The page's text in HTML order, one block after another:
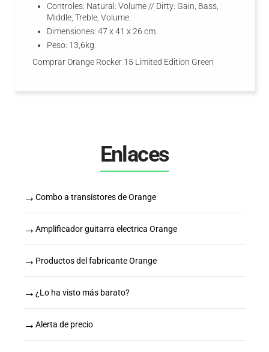
Controles: Natural: Volume // Dirty: Gain, Bass,
Middle, Treble, Volume.
Dimensiones: 47 x 41 x 26 cm.
Peso: 13,6kg.
Comprar Orange Rocker 15 Limited Edition Green
Enlaces
→ Combo a transistores de Orange
→ Amplificador guitarra electrica Orange
→ Productos del fabricante Orange
→ ¿Lo ha visto más barato?
→ Alerta de precio